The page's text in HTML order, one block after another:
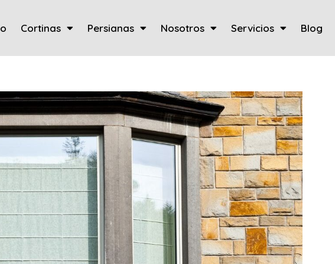
Cortinas Persianas Nosotros Servicios Blog